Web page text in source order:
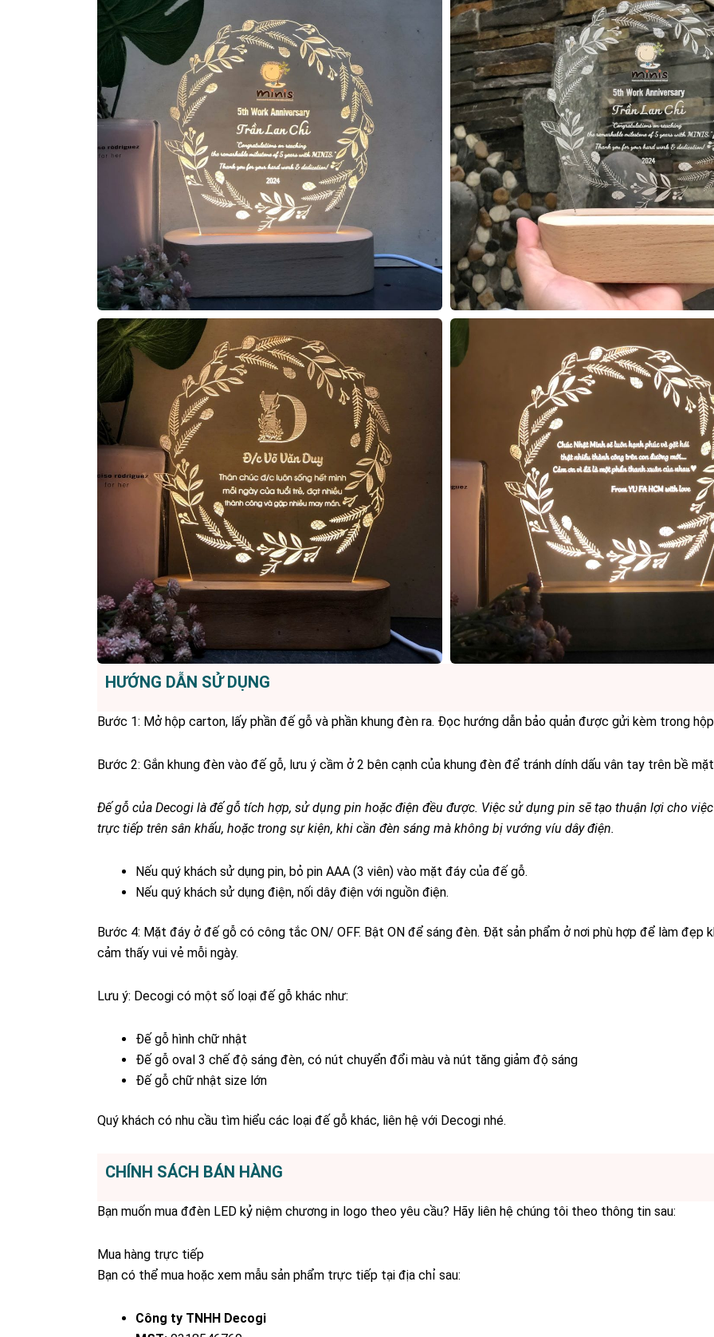
HƯỚNG DẪN SỬ DỤNG
Bước 1: Mở hộp carton, lấy phần đế gỗ và phần khung đèn ra. Đọc hướng dẫn bảo quản được gửi kèm trong
Bước 2: Gắn khung đèn vào đế gỗ, lưu ý cầm ở 2 bên cạnh của khung đèn để tránh dính dấu vân tay trên bề
Đế gỗ của Decogi là đế gỗ tích hợp, sử dụng pin hoặc điện đều được. Việc sử dụng pin sẽ tạo thuận lợi cho
trực tiếp trên sân khấu, hoặc trong sự kiện, khi cần đèn sáng mà không bị vướng víu dây điện.
Nếu quý khách sử dụng pin, bỏ pin AAA (3 viên) vào mặt đáy của đế gỗ.
Nếu quý khách sử dụng điện, nối dây điện với nguồn điện.
Bước 4: Mặt đáy ở đế gỗ có công tắc ON/ OFF. Bật ON để sáng đèn. Đặt sản phẩm ở nơi phù hợp để làm đẹp
cảm thấy vui vẻ mỗi ngày.
Lưu ý: Decogi có một số loại đế gỗ khác như:
Đế gỗ hình chữ nhật
Đế gỗ oval 3 chế độ sáng đèn, có nút chuyển đổi màu và nút tăng giảm độ sáng
Đế gỗ chữ nhật size lớn
Quý khách có nhu cầu tìm hiểu các loại đế gỗ khác, liên hệ với Decogi nhé.
CHÍNH SÁCH BÁN HÀNG
Bạn muốn mua đđèn LED kỷ niệm chương in logo theo yêu cầu? Hãy liên hệ chúng tôi theo thông tin sau:
Mua hàng trực tiếp
Bạn có thể mua hoặc xem mẫu sản phẩm trực tiếp tại địa chỉ sau:
Công ty TNHH Decogi